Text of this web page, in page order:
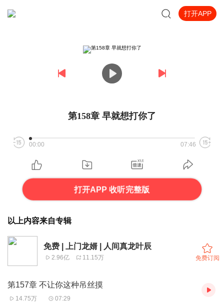
打开APP
第158章 早就想打你了
00:00 07:46
打开APP 收听完整版
以上内容来自专辑
免费 | 上门龙婿 | 人间真龙叶辰
2.96亿 11.15万 免费订阅
第157章 不让你这种吊丝摸
14.75万 07:29